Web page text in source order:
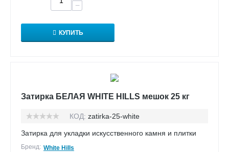
−
КУПИТЬ
Затирка БЕЛАЯ WHITE HILLS мешок 25 кг
КОД: zatirka-25-white
Затирка для укладки искусственного камня и плитки
Бренд: White Hills